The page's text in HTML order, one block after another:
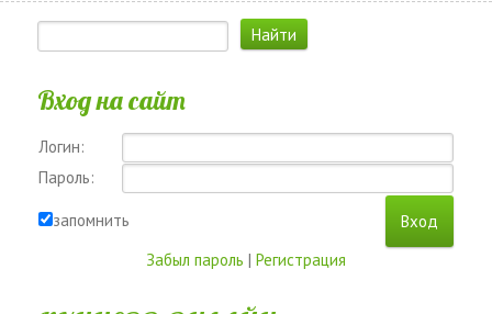
Вход на сайт
Логин:
Пароль:
запомнить
Забыл пароль | Регистрация